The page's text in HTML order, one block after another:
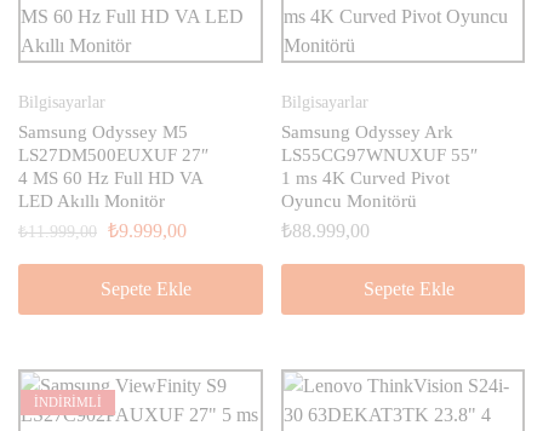
Bilgisayarlar
Samsung Odyssey M5
LS27DM500EUXUF 27″
4 MS 60 Hz Full HD VA
LED Akıllı Monitör
₺11.999,00 ₺9.999,00
Sepete Ekle
Bilgisayarlar
Samsung Odyssey Ark
LS55CG97WNUXUF 55″
1 ms 4K Curved Pivot
Oyuncu Monitörü
₺88.999,00
Sepete Ekle
İNDİRİMLİ